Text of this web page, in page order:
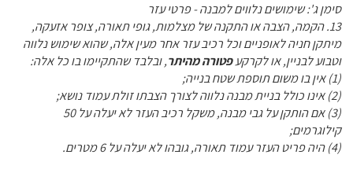
סימן ג': שימושים נלווים למבנה - פרטי עזר
13. הקמה, הצבה או התקנה של מצלמות, גופי תאורה, צופר אזעקה,
מיתקן חניה לאופניים וכל רכיב עזר אחר מעין אלה, שהוא שימוש נלווה
וטבוע לבניין, או לקרקעפטורה מהיתר, ובלבד שהתקיימו בו כל אלה:
(1) אין בו משום תוספת שטח בנייה;
(2) אינו כולל בניית מבנה נלווה לצורך הצבתו זולת עמוד נושא;
(3) אם הותקן על גבי מבנה, משקל רכיב העזר לא יעלה על 50
קילוגרמים;
(4) היה פריט העזר עמוד תאורה, גובהו לא יעלה על 6 מטרים.